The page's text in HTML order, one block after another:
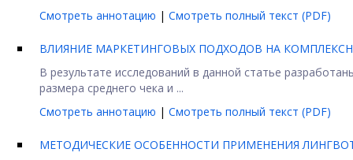
Смотреть аннотацию | Смотреть полный текст (PDF)
ВЛИЯНИЕ МАРКЕТИНГОВЫХ ПОДХОДОВ НА
В результате исследований в данной статье
размера среднего чека и ...
Смотреть аннотацию | Смотреть полный текст (PDF)
МЕТОДИЧЕСКИЕ ОСОБЕННОСТИ ПРИМЕНЕНИЯ